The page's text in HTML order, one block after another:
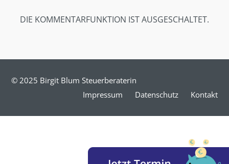
DIE KOMMENTARFUNKTION IST AUSGESCHALTET.
© 2025 Birgit Blum Steuerberaterin
Impressum
Datenschutz Kontakt